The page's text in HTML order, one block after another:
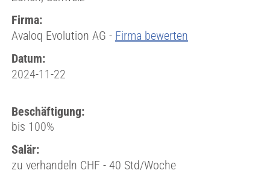
Firma:
Avaloq Evolution AG - Firma bewerten
Datum:
2024-11-22
Beschäftigung:
bis 100%
Salär:
zu verhandeln CHF - 40 Std/Woche